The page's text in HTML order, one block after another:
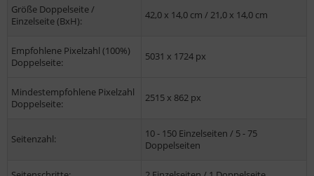
Größe Doppelseite /
Einzelseite (BxH):
42,0 x 14,0 cm / 21,0 x 14,0 cm
Empfohlene Pixelzahl (100%)
Doppelseite:
5031 x 1724 px
Mindestempfohlene Pixelzahl
Doppelseite:
2515 x 862 px
Seitenzahl:
10 - 150 Einzelseiten / 5 - 75
Doppelseiten